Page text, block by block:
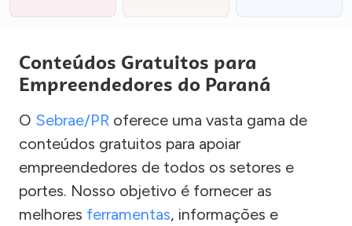
Conteúdos Gratuitos para
Empreendedores do Paraná
O Sebrae/PR oferece uma vasta gama de
conteúdos gratuitos para apoiar
empreendedores de todos os setores e
portes. Nosso objetivo é fornecer as
melhores ferramentas, informações e